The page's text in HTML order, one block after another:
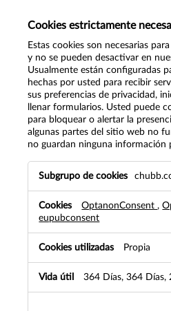
Cookies estrictamente
Estas cookies son necesarias
y no se pueden desactivar en
Usualmente están configuradas
hechas por usted para recibir
sus preferencias de privacidad,
llenar formularios. Usted puede
para bloquear o alertar la
algunas partes del sitio web no
no guardan ninguna información
estrictamente
necesarias
OptanonConsent ,
eupubconsent
Propia
364 Días, 364 Días,